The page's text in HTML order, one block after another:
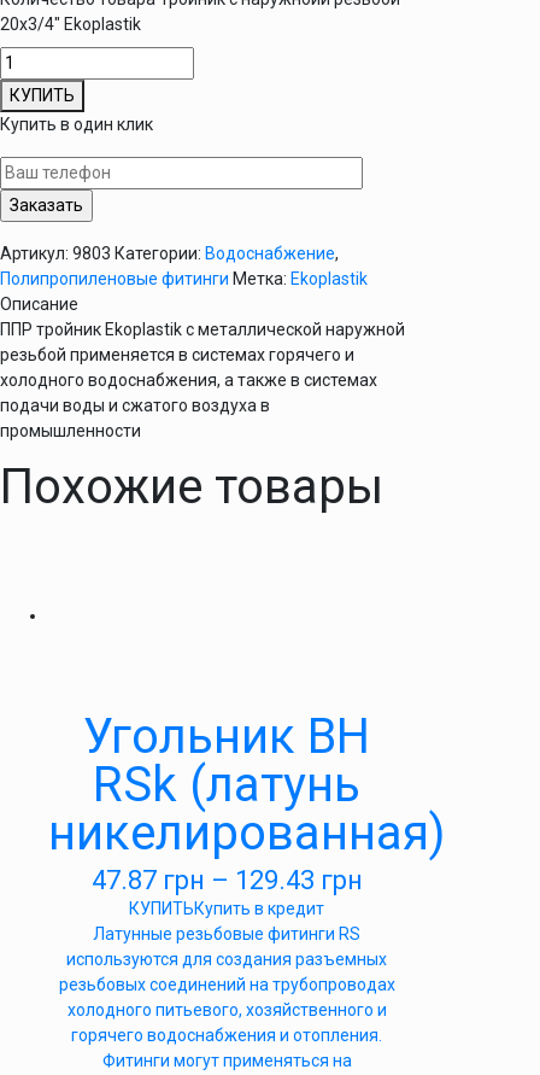
20х3/4" Ekoplastik
КУПИТЬ
Купить в один клик
Артикул: 9803 Категории: Водоснабжение,
Полипропиленовые фитинги Метка: Ekoplastik
Описание
ППР тройник Ekoplastik с металлической наружной
резьбой применяется в системах горячего и
холодного водоснабжения, а также в системах
подачи воды и сжатого воздуха в
промышленности
Похожие товары
Угольник ВН
RSk (латунь
никелированная)
47.87 грн – 129.43 грн
КУПИТЬКупить в кредит
Латунные резьбовые фитинги RS
используются для создания разъемных
резьбовых соединений на трубопроводах
холодного питьевого, хозяйственного и
горячего водоснабжения и отопления.
Фитинги могут применяться на